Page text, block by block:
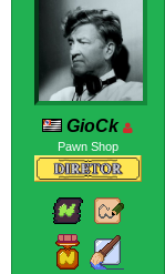
GioCk
Pawn Shop